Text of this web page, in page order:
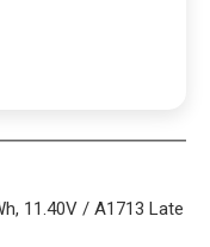
11.40V / A1713 Late